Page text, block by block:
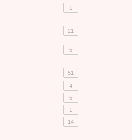
1
21
5
51
4
5
1
14